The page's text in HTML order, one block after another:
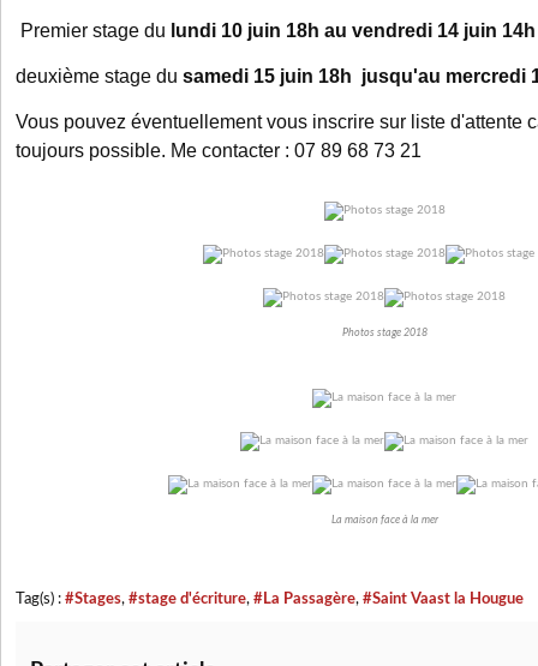
Premier stage du lundi 10 juin 18h au vendredi 14 juin
deuxième stage du samedi 15 juin 18h jusqu'au mercredi
Vous pouvez éventuellement vous inscrire sur liste d'attente
toujours possible. Me contacter : 07 89 68 73 21
Photos stage 2018
La maison face à la mer
Tag(s) : #Stages, #stage d'écriture, #La Passagère, #Saint Vaast la Hougue